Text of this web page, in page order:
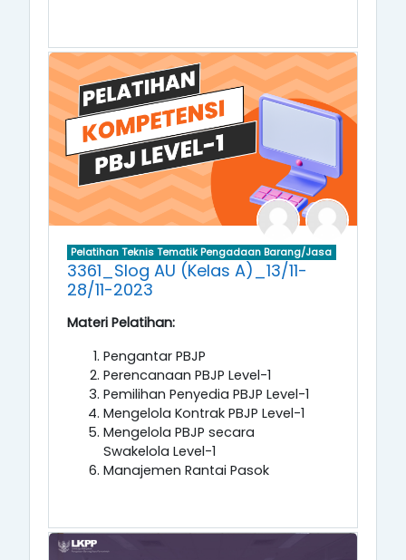
Pelatihan Teknis Tematik Pengadaan Barang/Jasa
3361_Slog AU (Kelas A)_13/11-
28/11-2023
Materi Pelatihan:
Pengantar PBJP
Perencanaan PBJP Level-1
Pemilihan Penyedia PBJP Level-1
Mengelola Kontrak PBJP Level-1
Mengelola PBJP secara
Swakelola Level-1
Manajemen Rantai Pasok